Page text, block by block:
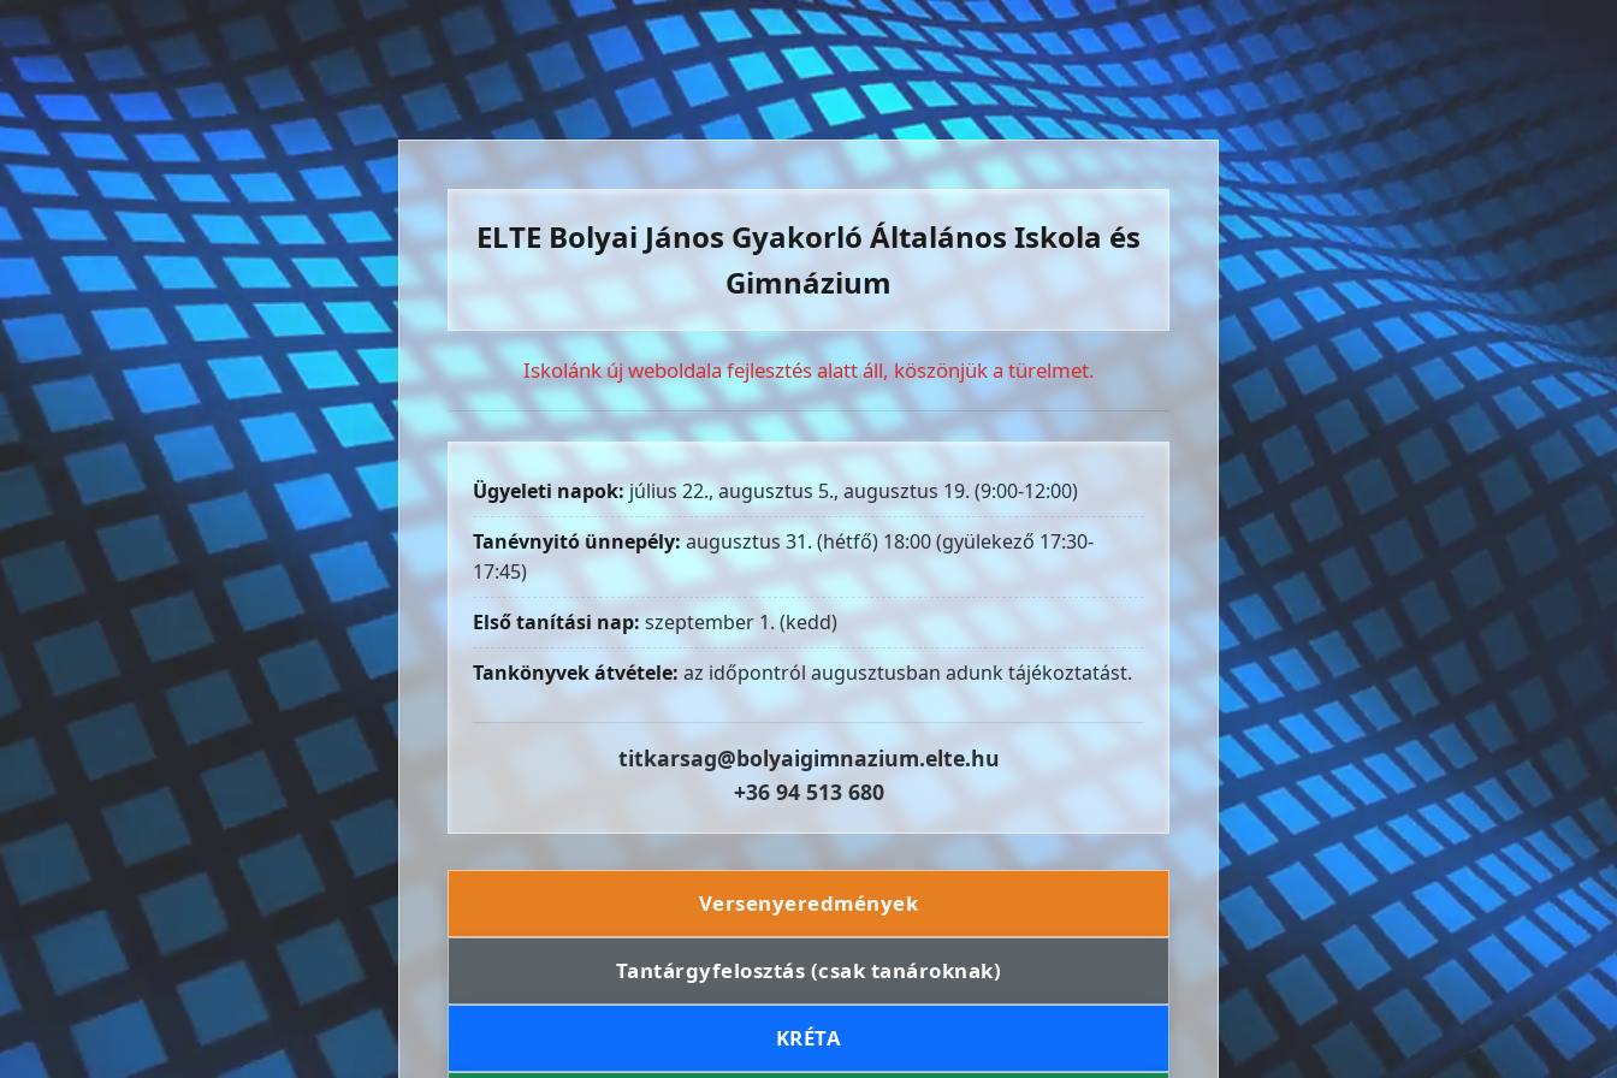
ELTE Bolyai János Gyakorló Általános Iskola és
Gimnázium
Iskolánk új weboldala fejlesztés alatt áll, köszönjük a türelmet.
Ügyeleti napok:július 22., augusztus 5., augusztus 19. (9:00-12:00)
Tanévnyitó ünnepély:augusztus 31. (hétfő) 18:00 (gyülekező 17:30-
17:45)
Első tanítási nap: szeptember 1. (kedd)
Tankönyvek átvétele: az időpontról augusztusban adunk tájékoztatást.
titkarsag@bolyaigimnazium.elte.hu
+36 94 513 680
Versenyeredmények
Tantárgyfelosztás (csak tanároknak)
KRÉTA